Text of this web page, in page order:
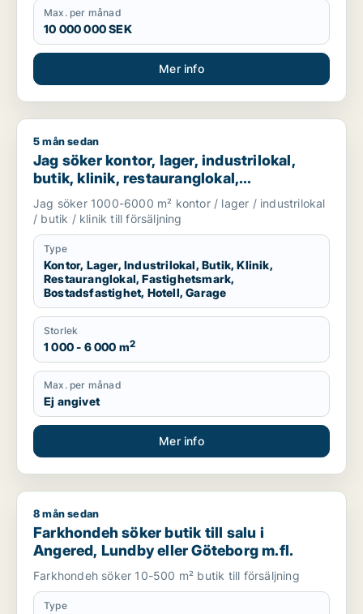
Max. per månad
10 000 000 SEK
Mer info
Jag söker kontor, lager, industrilokal, butik, klinik,
5 mån sedan
Jag söker kontor, lager, industrilokal,
butik, klinik, restauranglokal,
fastighetsmark, bostadsfastighet, hotell
eller garage till salu i Härryda, Partille
eller Öckerö m.fl.
Jag söker 1000-6000 m² kontor / lager / industrilokal
/ butik / klinik till försäljning
Type
Kontor, Lager, Industrilokal, Butik, Klinik,
Restauranglokal, Fastighetsmark,
Bostadsfastighet, Hotell, Garage
Storlek
1 000 - 6 000 m2
Max. per månad
Ej angivet
Mer info
Farkhondeh söker butik till salu i Angered, Lundby eller
8 mån sedan
Farkhondeh söker butik till salu i
Angered, Lundby eller Göteborg m.fl.
Farkhondeh söker 10-500 m² butik till försäljning
Type